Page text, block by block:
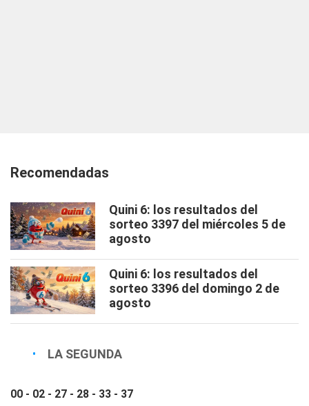
Recomendadas
Quini 6: los resultados del
sorteo 3397 del miércoles 5 de
agosto
Quini 6: los resultados del
sorteo 3396 del domingo 2 de
agosto
LA SEGUNDA
00 - 02 - 27 - 28 - 33 - 37